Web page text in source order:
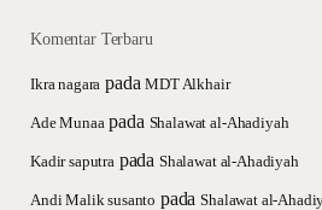
Komentar Terbaru
Ikra nagara padaMDT Alkhair
Ade Munaa pada Shalawat al-Ahadiyah
Kadir saputra pada Shalawat al-Ahadiyah
Andi Malik susanto padaShalawat al-